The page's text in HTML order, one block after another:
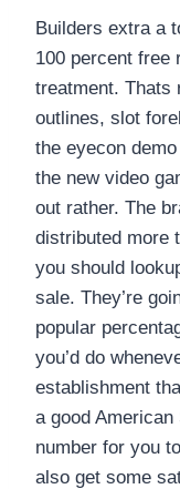
Builders extra a
100 percent free
treatment. Thats
outlines, slot
the eyecon
the new video
out rather. The
distributed more
you should
sale. They’re
popular
you’d do
establishment
a good
number for you
also get some